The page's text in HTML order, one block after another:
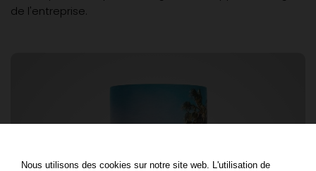
de l'entreprise.
Nous utilisons des cookies sur notre site web. L'utilisation de